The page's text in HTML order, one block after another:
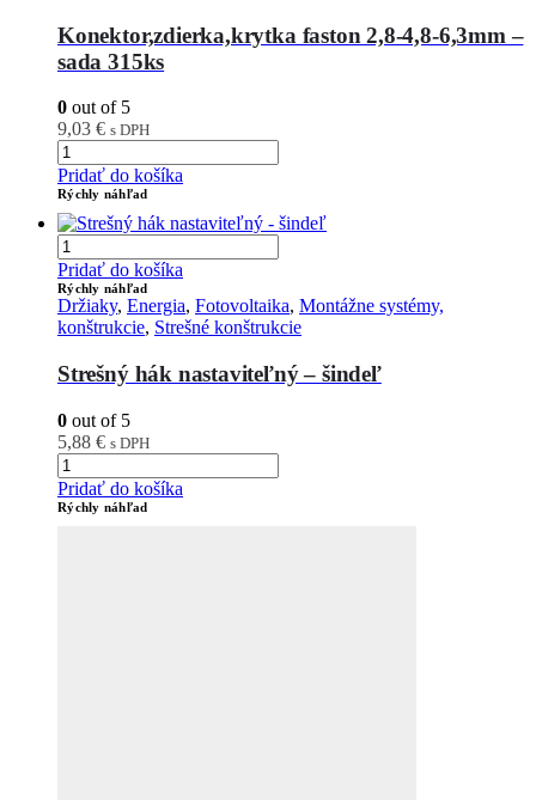
Konektor,zdierka,krytka faston 2,8-4,8-6,3mm –
sada 315ks
0 out of 5
9,03 € s DPH
Pridať do košíka
Rýchly náhľad
Pridať do košíka
Rýchly náhľad
Držiaky, Energia, Fotovoltaika, Montážne systémy,
konštrukcie, Strešné konštrukcie
Strešný hák nastaviteľný – šindeľ
0 out of 5
5,88 € s DPH
Pridať do košíka
Rýchly náhľad